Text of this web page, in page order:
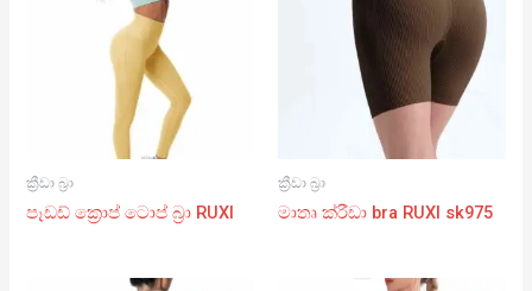
ක්‍රීඩා බ්‍රා
පෑඩඩ් ක්‍රොප් ටොප් බ්‍රා RUXI
ක්‍රීඩා බ්‍රා
මාතෘ ක්රීඩා bra RUXI sk975